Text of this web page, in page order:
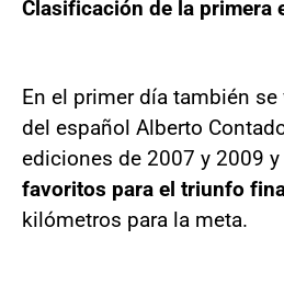
Clasificación de la primera
En el primer día también se
del español Alberto
ediciones de 2007 y 2009 y
favoritos para el triunfo
kilómetros para la meta.